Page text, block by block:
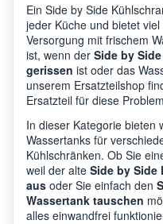
Ein Side by Side
jeder Küche und bietet
Versorgung mit frischem
ist, wenn der Side by
gerissen ist oder das
unserem Ersatzteilshop
Ersatzteil für diese
In dieser Kategorie bieten
Wassertanks für
Kühlschränken. Ob Sie
weil der alte Side by Side
aus oder Sie einfach den
Wassertank tauschen
alles einwandfrei